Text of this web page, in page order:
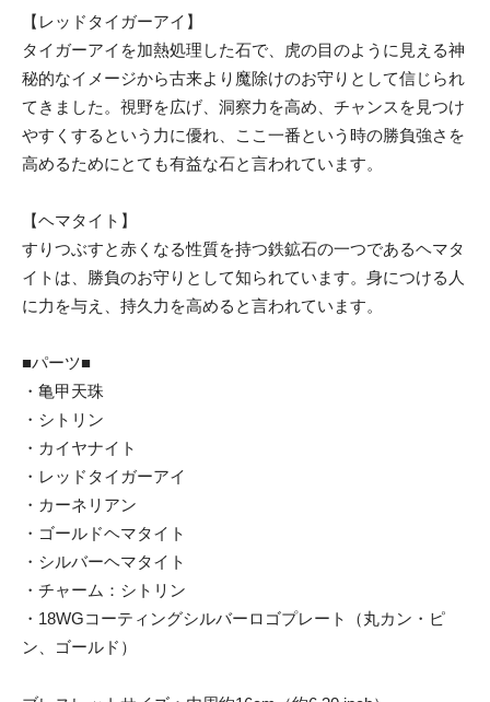
【レッドタイガーアイ】
タイガーアイを加熱処理した石で、虎の目のように見える神
秘的なイメージから古来より魔除けのお守りとして信じられ
てきました。視野を広げ、洞察力を高め、チャンスを見つけ
やすくするという力に優れ、ここ一番という時の勝負強さを
高めるためにとても有益な石と言われています。
【ヘマタイト】
すりつぶすと赤くなる性質を持つ鉄鉱石の一つであるヘマタ
イトは、勝負のお守りとして知られています。身につける人
に力を与え、持久力を高めると言われています。
■パーツ■
・亀甲天珠
・シトリン
・カイヤナイト
・レッドタイガーアイ
・カーネリアン
・ゴールドヘマタイト
・シルバーヘマタイト
・チャーム：シトリン
・18WGコーティングシルバーロゴプレート（丸カン・ピ
ン、ゴールド）